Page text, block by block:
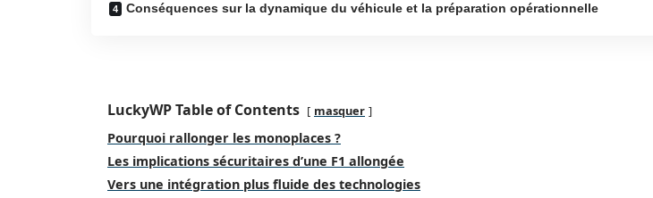
Conséquences sur la dynamique du véhicule et la préparation opérationnelle
LuckyWP Table of Contents masquer
Pourquoi rallonger les monoplaces ?
Les implications sécuritaires d’une F1 allongée
Vers une intégration plus fluide des technologies